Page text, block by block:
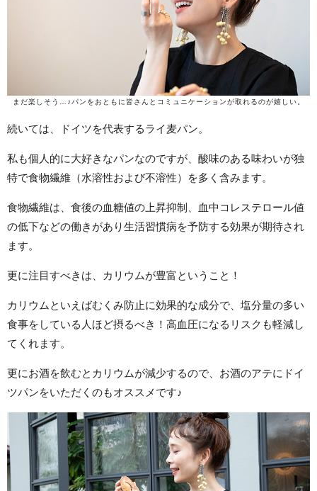
まだ楽しそう…♪パンをおともに皆さんとコミュニケーションが取れるのが嬉しい。
続いては、ドイツを代表するライ麦パン。
私も個人的に大好きなパンなのですが、酸味のある味わいが独
特で食物繊維（水溶性および不溶性）を多く含みます。
食物繊維は、食後の血糖値の上昇抑制、血中コレステロール値
の低下などの働きがあり生活習慣病を予防する効果が期待され
ます。
更に注目すべきは、カリウムが豊富ということ！
カリウムといえばむくみ防止に効果的な成分で、塩分量の多い
食事をしている人ほど摂るべき！高血圧になるリスクも軽減し
てくれます。
更にお酒を飲むとカリウムが減少するので、お酒のアテにドイ
ツパンをいただくのもオススメです♪